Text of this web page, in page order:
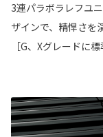
3連パラボラレフユ
ザインで、精悍さを
［G、Xグレードに標